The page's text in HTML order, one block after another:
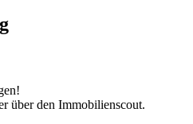
über den Immobilienscout.